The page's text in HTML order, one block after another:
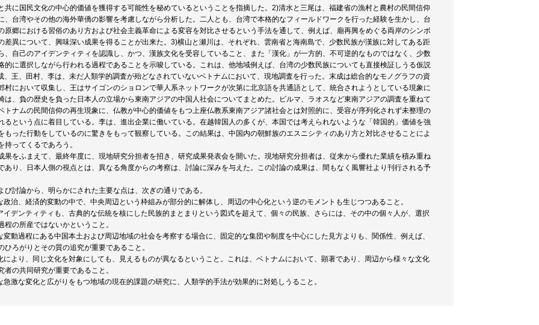
共に国民文化の中心的価値を獲得する可能性を秘めているということを指摘した。2)清水と三尾は、福建省の漁村と農村の民間信仰
、台湾やその他の海外華僑の影響を考慮しながら分析した。二人とも、台湾で本格的なフィールドワークを行った経験を生かし、台
原郷における習俗のあり方および社会主義革命による変容を対比させるという手法を通して、例えば、廟再興をめぐる両岸のシンボ
差異について、興味深い成果を得ることが出来た。3)横山と瀬川は、それぞれ、雲南省と海南島で、少数民族が漢族に対してある距
、自己のアイデンティティを認識し、かつ、漢族文化を受容していること、また「漢化」が一方的、不可逆的なものではなく、少数
的に選択しながら行われる過程であることを示唆している。これは、他地域例えば、台湾の少数民族についても直接検証しうる仮説
、王、田村、李は、未だ人類学的調査が殆どなされていないベトナムにおいて、現地調査を行った。末成は総合的なモノグラフの資
村において収集し、王はサイゴンのショロンで華人系ネットワークが次第に北京語を共通語として、統合されようとしている現象に
は、負の歴史を負った日本人の立場から東南アジアの中国人社会についてまとめた。ビルマ、ラオスなど東南アジアの調査を重ねて
トナムの民間信仰の再生現象に、仏教が中心的価値をもつ上座仏教系東南アジア諸社会とは対照的に、受容が序列化されず未整理の
るという点に着目している。李は、進出企業に働いている。在越韓国人の多くが、本国では考えられないような「韓国的」価値を強
もった行動をしているのに驚きをもって観察している。この結果は、中国内の朝鮮族のエスニシティのあり方と対比させることによ
持ってくるであろう。
果をふまえて、最終年度に、現地研究分担者を招き、研究成果発表会を開いた。現地研究分担者は、従来から優れた業績を積み重ね
あり、日本人側の視点とは、異なる角度からの考察は、討論に深みを与えた。この討論の成果は、間もなく風響社より刊行される予
び討論から、明らかにされた主要な点は、次ぎの通りである。
政治、経済的変動の中で、中央周辺という枠組みが部分的に解体し、周辺の中心化という逆のモメントも生じつつあること。
イデンティティも、古典的な伝統を核にした民族的まとまりという図式を超えて、個々の民族、さらには、その中の個々人が、選択
程の所産ではないかということ。
変動過程にある中国本土および周辺地域の社会を考察する場合に、固定的な集団や制度を中心にした見方よりも、関係性、例えば、
ひろがりとその質の追究が重要であること。
により、同じ文化を対象にしても、見えるものが異なるということ。これは、ベトナムにおいて、顕著であり、周辺から様々な文化
者の共同研究が重要であること。
急激な変化と広がりをもつ地域の現在的課題の研究に、人類学的手法が効果的に対処しうること。